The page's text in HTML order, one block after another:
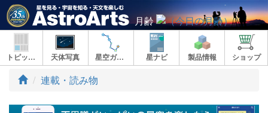
月齢
トピックス 天体写真 星空ガイド 星ナビ 製品情報 ショップ
ト
プ
連載・読み物